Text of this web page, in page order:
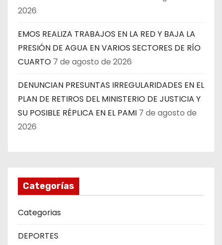
2026
EMOS REALIZA TRABAJOS EN LA RED Y BAJA LA
PRESIÓN DE AGUA EN VARIOS SECTORES DE RÍO
CUARTO 7 de agosto de 2026
DENUNCIAN PRESUNTAS IRREGULARIDADES EN EL
PLAN DE RETIROS DEL MINISTERIO DE JUSTICIA Y
SU POSIBLE RÉPLICA EN EL PAMI 7 de agosto de
2026
Categorías
Categorias
DEPORTES